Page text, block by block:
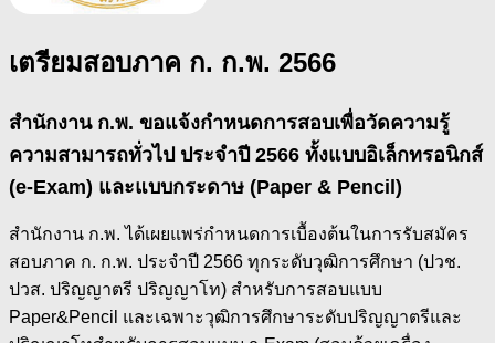
เตรียมสอบภาค ก. ก.พ. 2566
สำนักงาน ก.พ. ขอแจ้งกำหนดการสอบเพื่อวัดความรู้
ความสามารถทั่วไป ประจำปี 2566 ทั้งแบบอิเล็กทรอนิกส์
(e-Exam) และแบบกระดาษ (Paper & Pencil)
สำนักงาน ก.พ. ได้เผยแพร่กำหนดการเบื้องต้นในการรับสมัคร
สอบภาค ก. ก.พ. ประจำปี 2566 ทุกระดับวุฒิการศึกษา (ปวช.
ปวส. ปริญญาตรี ปริญญาโท) สำหรับการสอบแบบ
Paper&Pencil และเฉพาะวุฒิการศึกษาระดับปริญญาตรีและ